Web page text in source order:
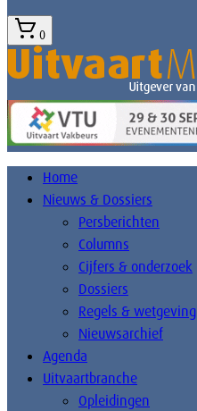
0
Home
Nieuws & Dossiers
Persberichten
Columns
Cijfers & onderzoek
Dossiers
Regels & wetgeving
Nieuwsarchief
Agenda
Uitvaartbranche
Opleidingen